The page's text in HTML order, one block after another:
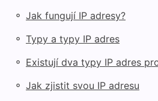
◦ Jak fungují IP adresy?
◦ Typy a typy IP adres
◦ Existují dva typy IP adres
◦ Jak zjistit svou IP adresu